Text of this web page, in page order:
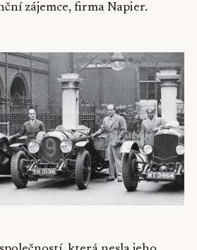
zájemce, firma Napier.